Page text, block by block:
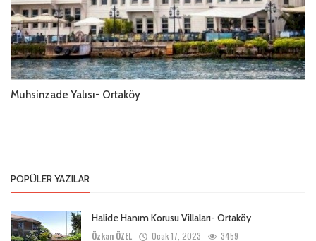
Muhsinzade Yalısı- Ortaköy
POPÜLER YAZILAR
Halide Hanım Korusu Villaları- Ortaköy
Özkan ÖZEL Ocak 17, 2023 3459